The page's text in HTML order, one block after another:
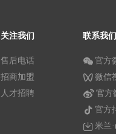
关注我们
售后电话
招商加盟
人才招聘
联系我们
官方
微信
官方
官方
米兰